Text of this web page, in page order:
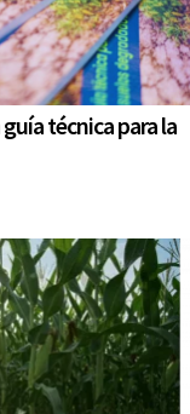
técnica para la